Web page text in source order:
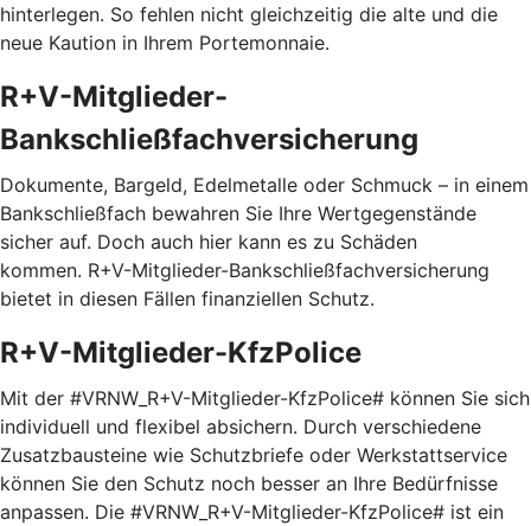
hinterlegen. So fehlen nicht gleichzeitig die alte und die
neue Kaution in Ihrem Portemonnaie.
R+V-Mitglieder-
Bankschließfachversicherung
Dokumente, Bargeld, Edelmetalle oder Schmuck – in einem
Bankschließfach bewahren Sie Ihre Wertgegenstände
sicher auf. Doch auch hier kann es zu Schäden
kommen. R+V-Mitglieder-Bankschließfachversicherung
bietet in diesen Fällen finanziellen Schutz.
R+V-Mitglieder-KfzPolice
Mit der #VRNW_R+V-Mitglieder-KfzPolice# können Sie sich
individuell und flexibel absichern. Durch verschiedene
Zusatzbausteine wie Schutzbriefe oder Werkstattservice
können Sie den Schutz noch besser an Ihre Bedürfnisse
anpassen. Die #VRNW_R+V-Mitglieder-KfzPolice# ist ein